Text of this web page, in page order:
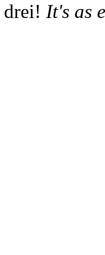
drei! It's as